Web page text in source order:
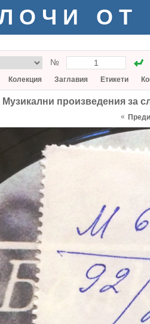
ОТ
№
Колекция Заглавия Етикети
Музикални произведения за
«